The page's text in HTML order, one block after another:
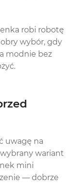
robi robotę
wybór, gdy
modnie bez
uwagę na
wariant
mini
— dobrze